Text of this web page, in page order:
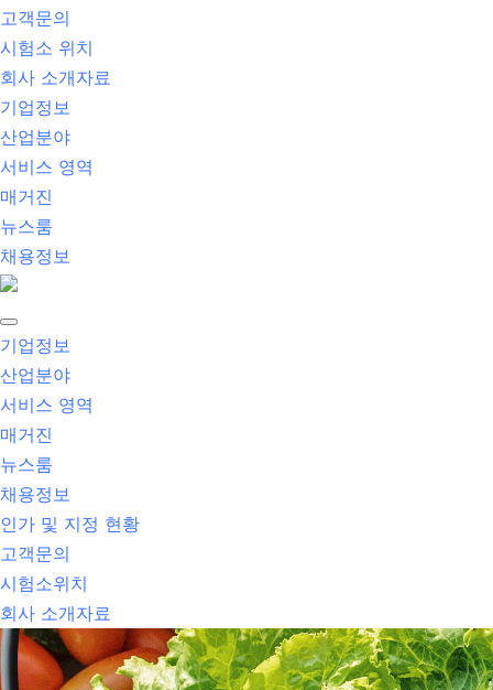
고객문의
시험소 위치
회사 소개자료
기업정보
산업분야
서비스 영역
매거진
뉴스룸
채용정보
기업정보
산업분야
서비스 영역
매거진
뉴스룸
채용정보
인가 및 지정 현황
고객문의
시험소위치
회사 소개자료